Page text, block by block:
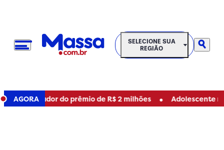
SELECIONE SUA REGIÃO
SELECIONE SUA
REGIÃO
AGORAdo prêmio de R$ 2 milhões • Adolescente mata